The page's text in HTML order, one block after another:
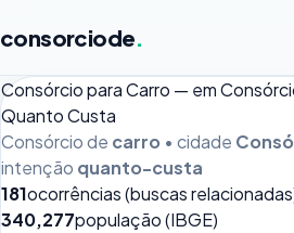
consorciode.
Consórcio para Carro — em
Quanto Custa
Consórcio de carro • cidade
intenção quanto-custa
181ocorrências (buscas
340,277população (IBGE)